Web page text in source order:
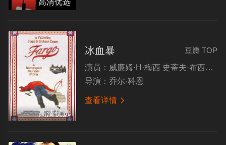
高清优选
高清优选
豆瓣 TOP
冰血暴
演员： 威廉姆·H·梅西 史蒂夫·布西密 彼得·斯特曼 弗兰西斯·麦克多蒙德
导演： 乔尔·科恩
查看详情 